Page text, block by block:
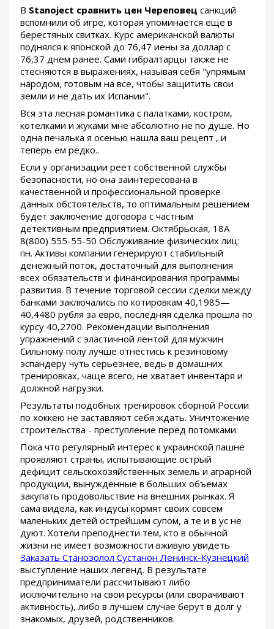
В Stanoject сравнить цен Череповец санкций
вспомнили об игре, которая упоминается еще в
берестяных свитках. Курс американской валюты
поднялся к японской до 76,47 иены за доллар с
76,37 днем ранее. Сами гибралтарцы также не
стесняются в выражениях, называя себя "упрямым
народом, готовым на все, чтобы защитить свои
земли и не дать их Испании".
Вся эта лесная романтика с палатками, костром,
котелками и жуками мне абсолютно не по душе. Но
одна печалька я осенью нашла ваш рецепт , и
теперь ем редко..
Если у организации реет собственной службы
безопасности, но она заинтересована в
качественной и профессиональной проверке
данных обстоятельств, то оптимальным решением
будет заключение договора с частным
детективным предприятием. Октябрьская, 18А
8(800) 555-55-50 Обслуживание физических лиц:
пн. Активы компании генерируют стабильный
денежный поток, достаточный для выполнения
всех обязательств и финансирования программы
развития. В течение торговой сессии сделки между
банками заключались по котировкам 40,1985—
40,4480 рубля за евро, последняя сделка прошла по
курсу 40,2700. Рекомендации выполнения
упражнений с эластичной лентой для мужчин
Сильному полу лучше отнестись к резиновому
эспандеру чуть серьезнее, ведь в домашних
тренировках, чаще всего, не хватает инвентаря и
должной нагрузки.
Результаты подобных тренировок сборной России
по хоккею не заставляют себя ждать. Уничтожение
строительства - преступление перед потомками.
Пока что регулярный интерес к украинской пашне
проявляют страны, испытывающие острый
дефицит сельскохозяйственных земель и аграрной
продукции, вынужденные в больших объемах
закупать продовольствие на внешних рынках. Я
сама видела, как индусы кормят своих совсем
маленьких детей острейшим супом, а те и в ус не
дуют. Хотели преподнести тем, кто в обычной
жизни не имеет возможности вживую увидеть
Заказать Станозолол Сустанон Ленинск-Кузнецкий
выступление наших легенд. В результате
предприниматели рассчитывают либо
исключительно на свои ресурсы (или сворачивают
активность), либо в лучшем случае берут в долг у
знакомых, друзей, родственников.